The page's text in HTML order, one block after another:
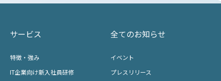
サービス
特徴・強み
IT企業向け新入社員研修
全てのお知らせ
イベント
プレスリリース